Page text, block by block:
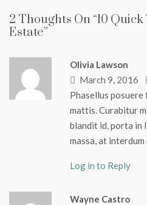
2 Thoughts On “10
Estate”
Olivia Lawson
March 9, 2016
Phasellus
mattis. Curabitur
blandit id, porta in
massa, at
Log in to Reply
Wayne Castro